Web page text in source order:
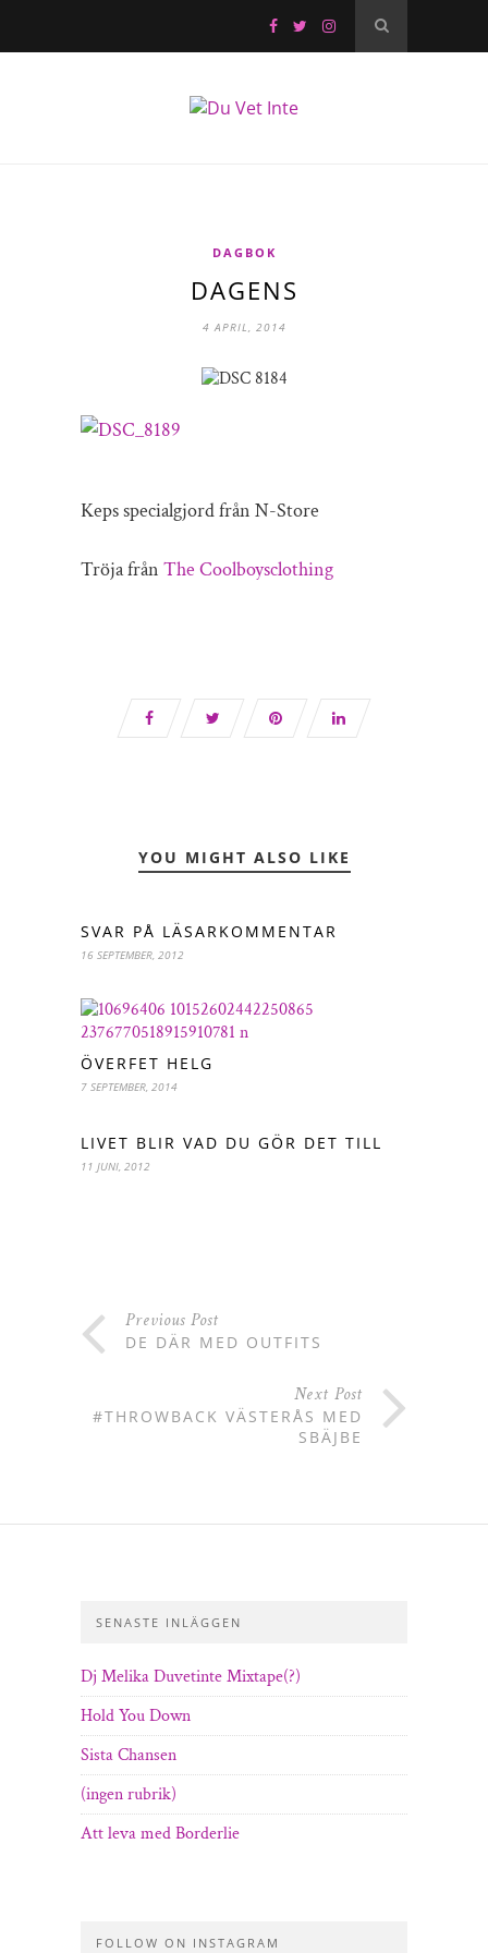
DAGBOK
DAGENS
4 APRIL, 2014
Keps specialgjord från N-Store
Tröja från The Coolboysclothing
YOU MIGHT ALSO LIKE
SVAR PÅ LÄSARKOMMENTAR
16 SEPTEMBER, 2012
ÖVERFET HELG
7 SEPTEMBER, 2014
LIVET BLIR VAD DU GÖR DET TILL
11 JUNI, 2012
Previous Post
DE DÄR MED OUTFITS
Next Post
#THROWBACK VÄSTERÅS MED
SBÄJBE
SENASTE INLÄGGEN
Dj Melika Duvetinte Mixtape(?)
Hold You Down
Sista Chansen
(ingen rubrik)
Att leva med Borderlie
FOLLOW ON INSTAGRAM